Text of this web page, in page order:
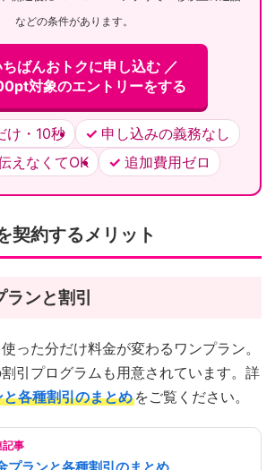
などの条件があります。
ちばんおトクに申し込む ／
対象のエントリーをする
け・10秒
申し込みの義務なし
えなくてOK
追加費用ゼロ
契約するメリット
ンと割引
った分だけ料金が変わるワンプラン。
引プログラムも用意されています。詳
各種割引のまとめ をご覧ください。
記事